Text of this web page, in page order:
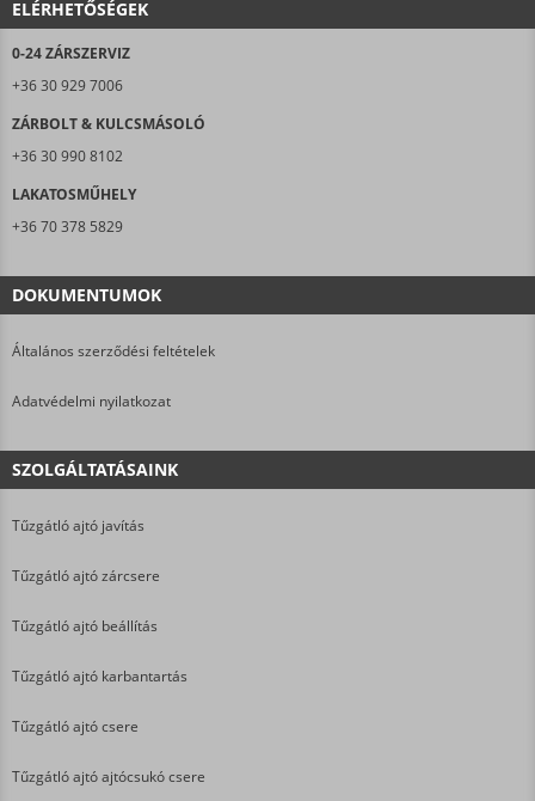
ELÉRHETŐSÉGEK
0-24 ZÁRSZERVIZ
+36 30 929 7006
ZÁRBOLT & KULCSMÁSOLÓ
+36 30 990 8102
LAKATOSMŰHELY
+36 70 378 5829
DOKUMENTUMOK
Általános szerződési feltételek
Adatvédelmi nyilatkozat
SZOLGÁLTATÁSAINK
Tűzgátló ajtó javítás
Tűzgátló ajtó zárcsere
Tűzgátló ajtó beállítás
Tűzgátló ajtó karbantartás
Tűzgátló ajtó csere
Tűzgátló ajtó ajtócsukó csere